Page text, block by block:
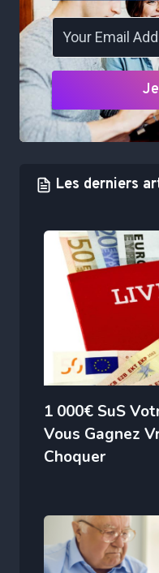
Les derniers
1 000€ SuS
Vous Gagnez
Choquer